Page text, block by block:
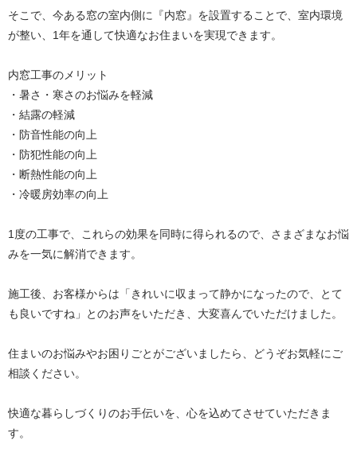
そこで、今ある窓の室内側に『内窓』を設置することで、室内環境
が整い、1年を通して快適なお住まいを実現できます。
内窓工事のメリット
・暑さ・寒さのお悩みを軽減
・結露の軽減
・防音性能の向上
・防犯性能の向上
・断熱性能の向上
・冷暖房効率の向上
1度の工事で、これらの効果を同時に得られるので、さまざまなお悩
みを一気に解消できます。
施工後、お客様からは「きれいに収まって静かになったので、とて
も良いですね」とのお声をいただき、大変喜んでいただけました。
住まいのお悩みやお困りごとがございましたら、どうぞお気軽にご
相談ください。
快適な暮らしづくりのお手伝いを、心を込めてさせていただきま
す。